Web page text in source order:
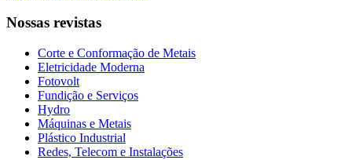
Nossas revistas
Corte e Conformação de Metais
Eletricidade Moderna
Fotovolt
Fundição e Serviços
Hydro
Máquinas e Metais
Plástico Industrial
Redes, Telecom e Instalações